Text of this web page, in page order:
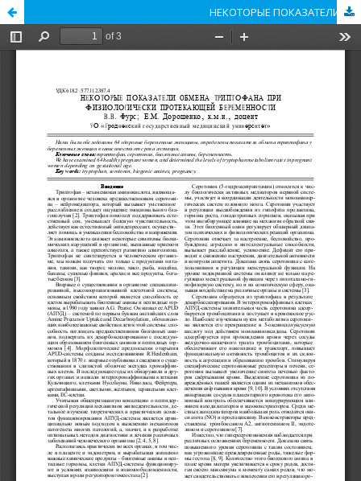
НЕКОТОРЫЕ ПОКАЗАТЕЛИ ОБМЕНА ТРИПТОФАНА ПРИ ФИЗИОЛОГИЧЕСКИ ПРОТЕКАЮЩЕЙ БЕРЕМЕННОСТИ